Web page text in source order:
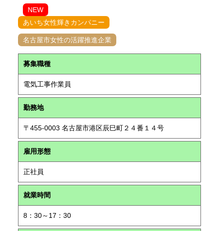
NEW
あいち女性輝きカンパニー
名古屋市女性の活躍推進企業
募集職種
電気工事作業員
勤務地
〒455-0003 名古屋市港区辰巳町２４番１４号
雇用形態
正社員
就業時間
8：30～17：30